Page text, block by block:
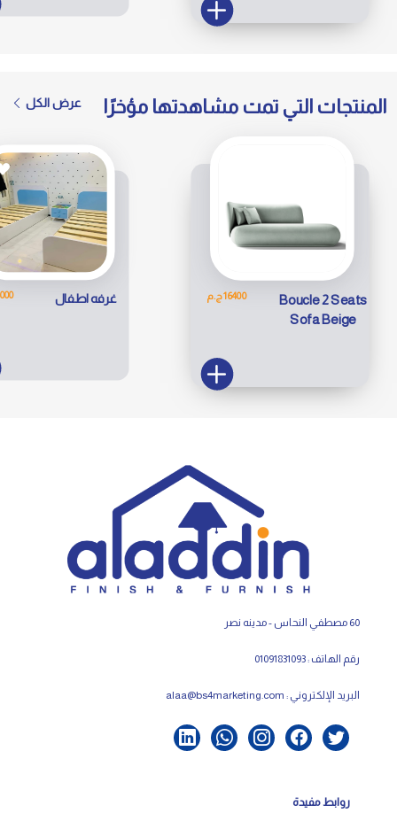
المنتجات التي تمت مشاهدتها مؤخرًا عرض الكل
Boucle 2 Seats
Sofa Beige
16400 ج.م غرفه اطفال
60 مصطفي النحاس - مدينه نصر
رقم الهاتف : 01091831093
البريد الإلكتروني : alaa@bs4marketing.com
روابط مفيدة